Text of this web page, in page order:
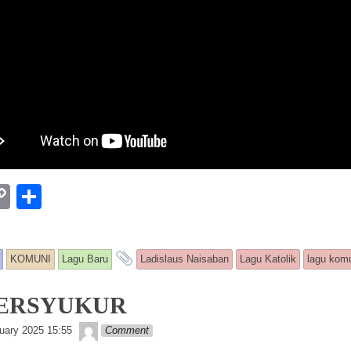
C
p
y
Li
n
ar
e
KOMUNI Lagu Baru and tagged
Ladislaus Naisaban Lagu Katolik lagu
2025 15:55 Lapopp music
Comment